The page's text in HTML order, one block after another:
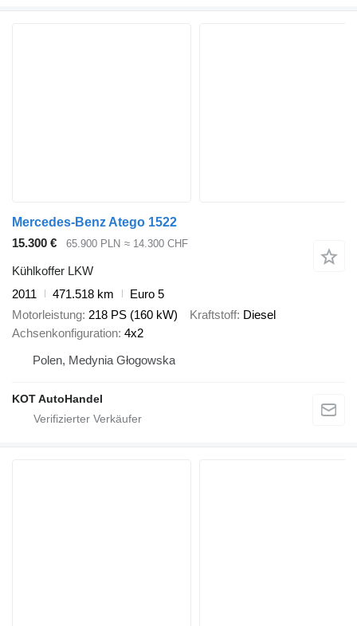
Mercedes-Benz Atego 1522
15.300 €
65.900 PLN ≈ 14.300 CHF
Kühlkoffer LKW
2011
471.518 km
Euro 5
Motorleistung 218 PS (160 kW) Kraftstoff Diesel
Achsenkonfiguration 4x2
Polen, Medynia Głogowska
KOT AutoHandel